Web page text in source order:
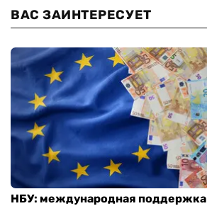
ВАС ЗАИНТЕРЕСУЕТ
НБУ: международная поддержка